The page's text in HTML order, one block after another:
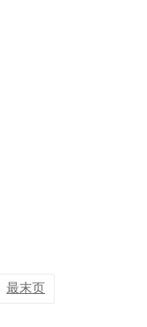
最末页